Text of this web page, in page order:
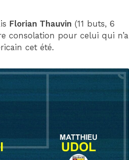
Florian Thauvin (11 buts, 6
consolation pour celui qui n’a
cet été.